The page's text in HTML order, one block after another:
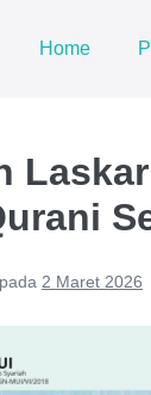
Home
2 Maret 2026